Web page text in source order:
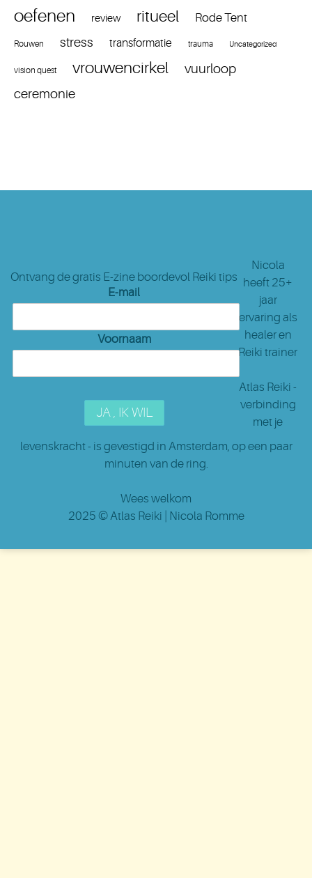
oefenen
review ritueel Rode Tent
Rouwen stress transformatie trauma Uncategorized
vision quest vrouwencirkel
vuurloop
ceremonie
Ontvang de gratis E-zine boordevol Reiki tips
E-mail
Voornaam
Nicola
heeft 25+
jaar
ervaring als
healer en
Reiki trainer
Atlas Reiki -
verbinding
met je
levenskracht - is gevestigd in Amsterdam, op een paar
minuten van de ring.
Wees welkom
2025 ©Atlas Reiki | Nicola Romme